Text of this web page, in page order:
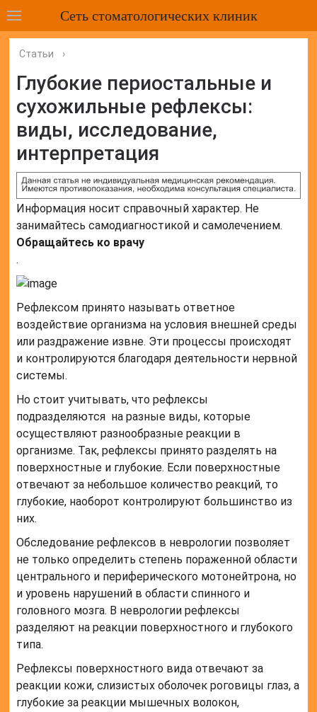
Сеть стоматологических клиник
Статьи ›
Глубокие периостальные и
сухожильные рефлексы:
виды, исследование,
интерпретация
Информация носит справочный характер. Не
занимайтесь самодиагностикой и самолечением.
Обращайтесь ко врачу
.
Рефлексом принято называть ответное
воздействие организма на условия внешней среды
или раздражение извне. Эти процессы происходят
и контролируются благодаря деятельности нервной
системы.
Но стоит учитывать, что рефлексы
подразделяются на разные виды, которые
осуществляют разнообразные реакции в
организме. Так, рефлексы принято разделять на
поверхностные и глубокие. Если поверхностные
отвечают за небольшое количество реакций, то
глубокие, наоборот контролируют большинство из
них.
Обследование рефлексов в неврологии позволяет
не только определить степень пораженной области
центрального и периферического мотонейтрона, но
и уровень нарушений в области спинного и
головного мозга. В неврологии рефлексы
разделяют на реакции поверхностного и глубокого
типа.
Рефлексы поверхностного вида отвечают за
реакции кожи, слизистых оболочек роговицы глаз, а
глубокие за реакции мышечных волокон,